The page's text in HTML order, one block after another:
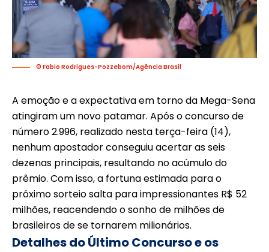
© Fabio Rodrigues-Pozzebom/Agência Brasil
A emoção e a expectativa em torno da Mega-Sena
atingiram um novo patamar. Após o concurso de
número 2.996, realizado nesta terça-feira (14),
nenhum apostador conseguiu acertar as seis
dezenas principais, resultando no acúmulo do
prêmio. Com isso, a fortuna estimada para o
próximo sorteio salta para impressionantes R$ 52
milhões, reacendendo o sonho de milhões de
brasileiros de se tornarem milionários.
Detalhes do Último Concurso e os